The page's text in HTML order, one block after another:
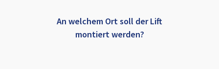
An welchem Ort soll der Lift
montiert werden?